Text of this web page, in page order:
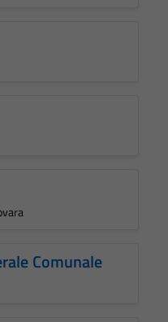
Comunale